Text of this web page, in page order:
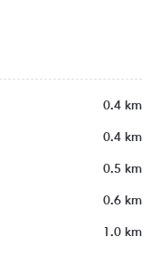
0.4 km
0.4 km
0.5 km
0.6 km
1.0 km